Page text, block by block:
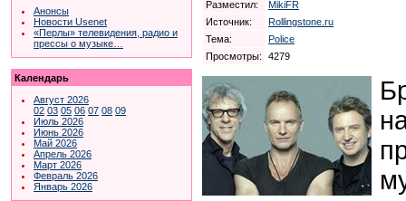
Анонсы
Новости Usenet
«Перлы» телевидения, радио и
прессы о музыке…
Календарь
Август 2026
02 03 05 06 07 08 09
Июль 2026
Июнь 2026
Май 2026
Апрель 2026
Март 2026
Февраль 2026
Январь 2026
Разместил:
MikiFR
Источник:
Rollingstone.ru
Тема:
Police
Просмотры:
4279